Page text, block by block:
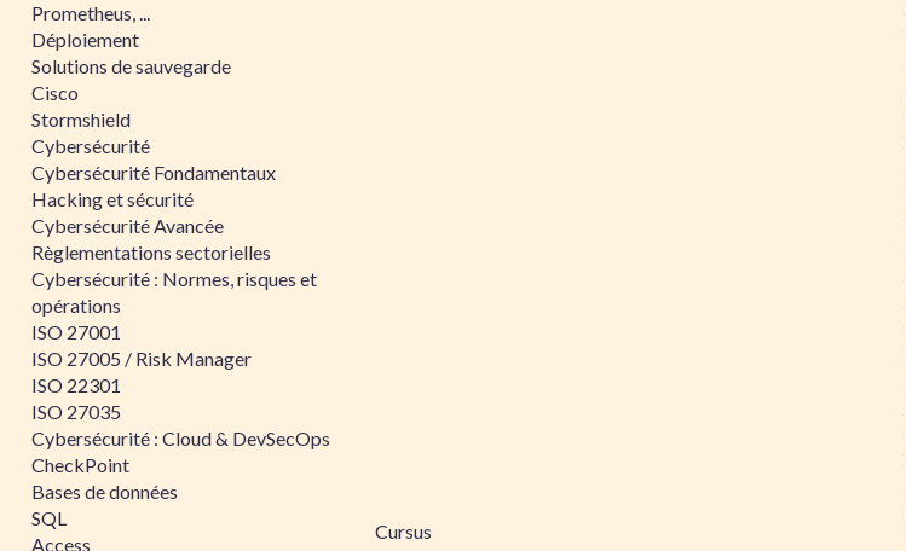
Prometheus, ...
Déploiement
Solutions de sauvegarde
Cisco
Stormshield
Cybersécurité
Cybersécurité Fondamentaux
Hacking et sécurité
Cybersécurité Avancée
Règlementations sectorielles
Cybersécurité : Normes, risques et
opérations
ISO 27001
ISO 27005 / Risk Manager
ISO 22301
ISO 27035
Cybersécurité : Cloud & DevSecOps
CheckPoint
Bases de données
SQL
Access
Cursus